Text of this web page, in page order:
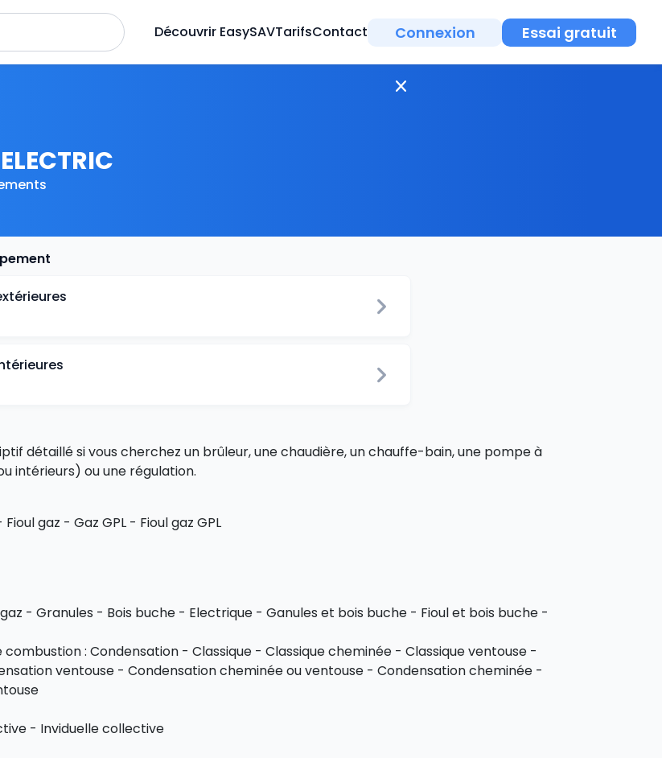
Découvrir EasySAVTarifsContact Connexion Essai gratuit
détaillé si vous cherchez un brûleur, une chaudière, un chauffe-bain, une pompe à
intérieurs) ou une régulation.
gaz - Gaz GPL - Fioul gaz GPL
gaz - Granules - Bois buche - Electrique - Ganules et bois buche - Fioul et bois buche -
: Condensation - Classique - Classique cheminée - Classique ventouse -
ventouse - Condensation cheminée ou ventouse - Condensation cheminée -
- Inviduelle collective